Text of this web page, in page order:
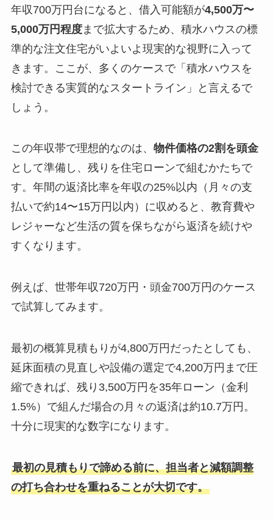
年収700万円台になると、借入可能額が4,500万〜
5,000万円程度まで拡大するため、積水ハウスの標
準的な注文住宅がいよいよ現実的な視野に入って
きます。ここが、多くのケースで「積水ハウスを
検討できる実質的なスタートライン」と言えるで
しょう。
この年収帯で理想的なのは、 物件価格の2割を頭金
として準備し、残りを住宅ローンで組むかたちで
す。年間の返済比率を年収の25%以内（月々の支
払いで約14〜15万円以内）に収めると、教育費や
レジャーなど生活の質を保ちながら返済を続けや
すくなります。
例えば、世帯年収720万円・頭金700万円のケース
で試算してみます。
最初の概算見積もりが4,800万円だったとしても、
延床面積の見直しや設備の選定で4,200万円まで圧
縮できれば、残り3,500万円を35年ローン（金利
1.5%）で組んだ場合の月々の返済は約10.7万円。
十分に現実的な数字になります。
最初の見積もりで諦める前に、担当者と減額調整
の打ち合わせを重ねることが大切です。